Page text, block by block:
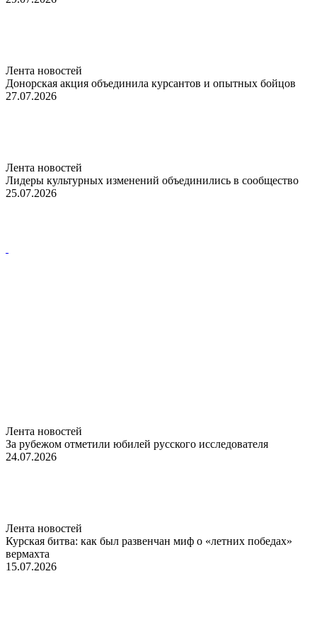
Лента новостей
Донорская акция объединила курсантов и опытных бойцов
27.07.2026
Лента новостей
Лидеры культурных изменений объединились в сообщество
25.07.2026
Лента новостей
За рубежом отметили юбилей русского исследователя
24.07.2026
Лента новостей
Курская битва: как был развенчан миф о «летних победах»
вермахта
15.07.2026